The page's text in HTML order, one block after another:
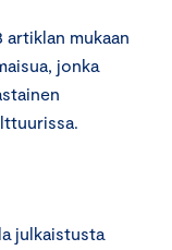
mukaan
jonka
julkaistusta